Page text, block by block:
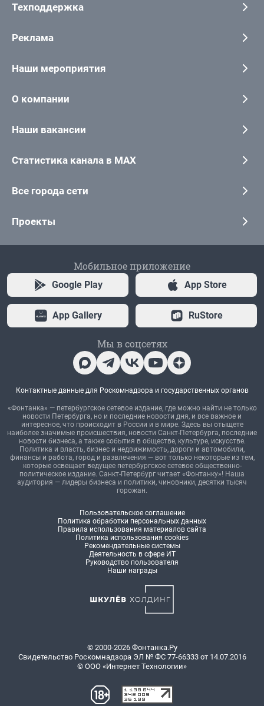
Техподдержка
Реклама
Наши мероприятия
О компании
Наши вакансии
Статистика канала в MAX
Все города сети
Проекты
Мобильное приложение
Google Play App Store
App Gallery RuStore
Мы в соцсетях
Контактные данные для Роскомнадзора и государственных органов
«Фонтанка» — петербургское сетевое издание, где можно найти не только
новости Петербурга, но и последние новости дня, и все важное и
интересное, что происходит в России и в мире. Здесь вы отыщете
наиболее значимые происшествия, новости Санкт-Петербурга, последние
новости бизнеса, а также события в обществе, культуре, искусстве.
Политика и власть, бизнес и недвижимость, дороги и автомобили,
финансы и работа, город и развлечения — вот только некоторые из тем,
которые освещает ведущее петербургское сетевое общественно-
политическое издание. Санкт-Петербург читает «Фонтанку»! Наша
аудитория — лидеры бизнеса и политики, чиновники, десятки тысяч
горожан.
Пользовательское соглашение
Политика обработки персональных данных
Правила использования материалов сайта
Политика использования cookies
Рекомендательные системы
Деятельность в сфере ИТ
Руководство пользователя
Наши награды
© 2000-2026 Фонтанка.Ру
Свидетельство Роскомнадзора ЭЛ № ФС 77-66333 от 14.07.2016
© ООО «Интернет Технологии»